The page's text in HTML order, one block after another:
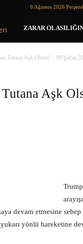
6 Ağustos 2026
Forex
Koçu
ZARAR
Tutana Aşk Olsun! – 08 Şubat
Aşk
devam etmesine
yukarı yönlü hareketine